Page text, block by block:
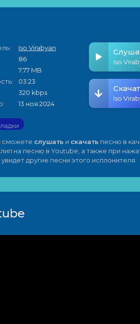
Iso Virabyan
86
7.77 MB
03:23
320 kbps
13 ноя 2024
Iso
Iso
сможете слушать и скачать песню в
на песню в Youtube, а также при
другие песни этого исплонителя.